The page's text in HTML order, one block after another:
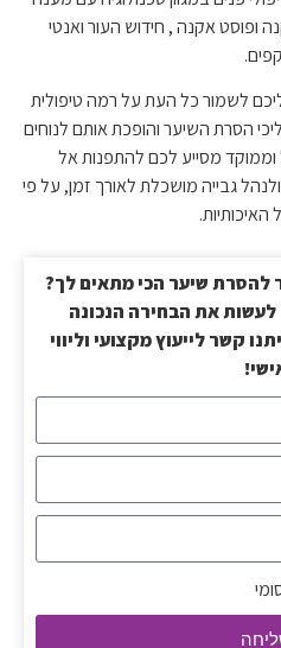
ופוסט אקנה , חידוש העור ואנטי
לשמור כל העת על רמה טיפולית
הסרת השיער והופכת אותם לנוחים
וממוקד מסייע לכם להתפנות אל
גבייה מושכלת לאורך זמן, על פי
להסרת שיער הכי מתאים לך?
לעשות את הבחירה הנכונה
קשר לייעוץ מקצועי וליווי